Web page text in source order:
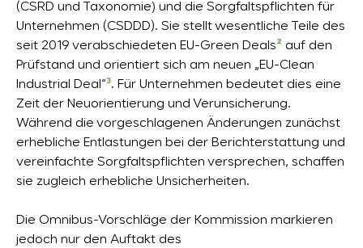
(CSRD und Taxonomie) und die Sorgfaltspflichten für
Unternehmen (CSDDD). Sie stellt wesentliche Teile des
seit 2019 verabschiedeten EU-Green Deals² auf den
Prüfstand und orientiert sich am neuen „EU-Clean
Industrial Deal“³. Für Unternehmen bedeutet dies eine
Zeit der Neuorientierung und Verunsicherung.
Während die vorgeschlagenen Änderungen zunächst
erhebliche Entlastungen bei der Berichterstattung und
vereinfachte Sorgfaltspflichten versprechen, schaffen
sie zugleich erhebliche Unsicherheiten.
Die Omnibus-Vorschläge der Kommission markieren
jedoch nur den Auftakt des